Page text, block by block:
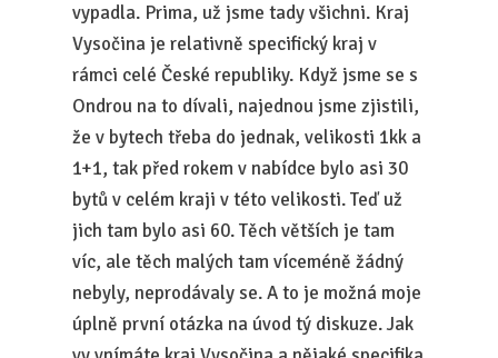
vypadla. Prima, už jsme tady všichni. Kraj
Vysočina je relativně specifický kraj v
rámci celé České republiky. Když jsme se s
Ondrou na to dívali, najednou jsme zjistili,
že v bytech třeba do jednak, velikosti 1kk a
1+1, tak před rokem v nabídce bylo asi 30
bytů v celém kraji v této velikosti. Teď už
jich tam bylo asi 60. Těch větších je tam
víc, ale těch malých tam víceméně žádný
nebyly, neprodávaly se. A to je možná moje
úplně první otázka na úvod tý diskuze. Jak